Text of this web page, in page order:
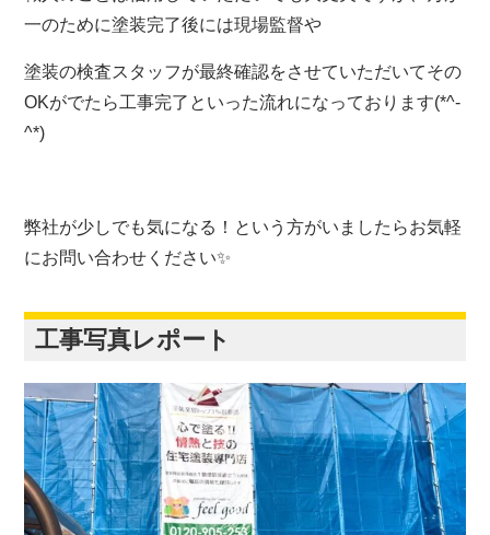
一のために塗装完了後には現場監督や
塗装の検査スタッフが最終確認をさせていただいてその
OKがでたら工事完了といった流れになっております(*^-
^*)
弊社が少しでも気になる！という方がいましたらお気軽
にお問い合わせください✨
工事写真レポート